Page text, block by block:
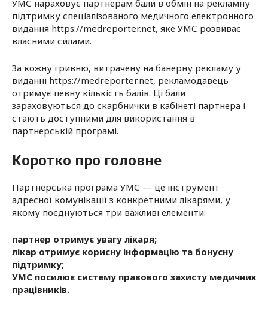
УМС нараховує партнерам бали в обмін на рекламну
підтримку спеціалізованого медичного електронного
видання https://medreporter.net, яке УМС розвиває
власними силами.
За кожну гривню, витрачену на банерну рекламу у
виданні https://medreporter.net, рекламодавець
отримує певну кількість балів. Ці бали
зараховуються до скарбнички в кабінеті партнера і
стають доступними для використання в
партнерській програмі.
Коротко про головне
Партнерська програма УМС — це інструмент
адресної комунікації з конкретними лікарями, у
якому поєднуються три важливі елементи:
партнер отримує увагу лікаря;
лікар отримує корисну інформацію та бонусну
підтримку;
УМС посилює систему правового захисту медичних
працівників.